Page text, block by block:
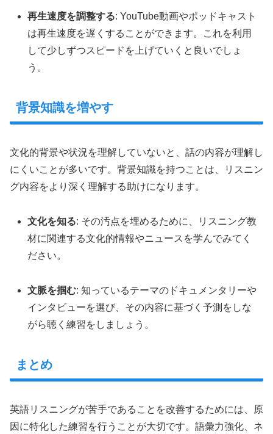
再生速度を調整する: YouTube動画やポッドキャスト
は再生速度を遅くすることができます。これを利用
して少しずつスピードを上げていくと良いでしょ
う。
背景知識を増やす
文化的背景や状況を理解していないと、話の内容が理解し
にくいことが多いです。背景知識を持つことは、リスニン
グ内容をより深く理解する助けになります。
文化を知る: その汚点を埋めるために、リスニング教
材に関連する文化的情報やニュースを学んでみてく
ださい。
文脈を掴む: 知っているテーマのドキュメンタリーや
インタビューを選び、その内容に基づく予測をしな
がら聴く練習をしましょう。
まとめ
英語リスニングが苦手であることを改善するためには、原
因に特化した練習を行うことが大切です。語彙力強化、ネ